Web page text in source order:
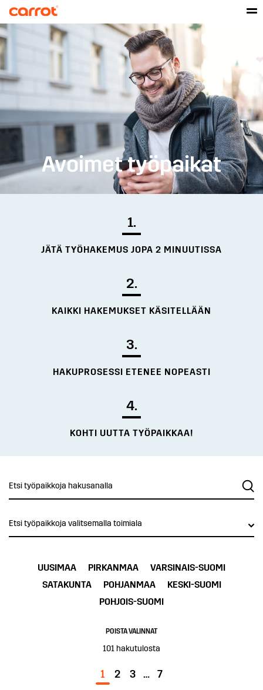
Avoimet työpaikat
1.
JÄTÄ TYÖHAKEMUS JOPA 2 MINUUTISSA
2.
KAIKKI HAKEMUKSET KÄSITELLÄÄN
3.
HAKUPROSESSI ETENEE NOPEASTI
4.
KOHTI UUTTA TYÖPAIKKAA!
Etsi työpaikkoja valitsemalla toimiala
UUSIMAA PIRKANMAA
VARSINAIS-SUOMI
SATAKUNTA
POHJANMAA
KESKI-SUOMI
POHJOIS-SUOMI
POISTA VALINNAT
101hakutulosta
1 2 3 … 7